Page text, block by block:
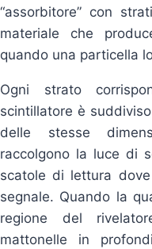
“assorbitore” con
materiale che
quando una particella
Ogni strato
scintillatore è
delle stesse
raccolgono la luce di
scatole di lettura
segnale. Quando la
regione del
mattonelle in